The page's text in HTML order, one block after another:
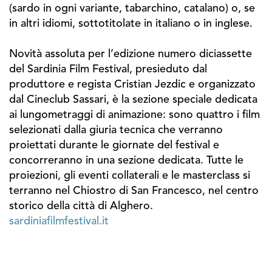
(sardo in ogni variante, tabarchino, catalano) o, se
in altri idiomi, sottotitolate in italiano o in inglese.
Novità assoluta per l’edizione numero diciassette
del Sardinia Film Festival, presieduto dal
produttore e regista Cristian Jezdic e organizzato
dal Cineclub Sassari, è la sezione speciale dedicata
ai lungometraggi di animazione: sono quattro i film
selezionati dalla giuria tecnica che verranno
proiettati durante le giornate del festival e
concorreranno in una sezione dedicata. Tutte le
proiezioni, gli eventi collaterali e le masterclass si
terranno nel Chiostro di San Francesco, nel centro
storico della città di Alghero.
sardiniafilmfestival.it